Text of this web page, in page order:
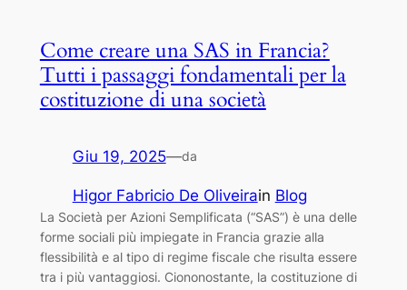
Come creare una SAS in Francia?
Tutti i passaggi fondamentali per la
costituzione di una società
Giu 19, 2025—da
Higor Fabricio De Oliveirain Blog
La Società per Azioni Semplificata (“SAS”) è una delle
forme sociali più impiegate in Francia grazie alla
flessibilità e al tipo di regime fiscale che risulta essere
tra i più vantaggiosi. Ciononostante, la costituzione di